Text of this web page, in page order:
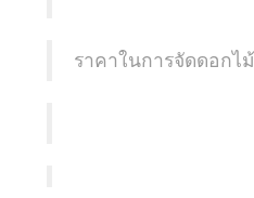
ราคาในการจัดดอกไม้